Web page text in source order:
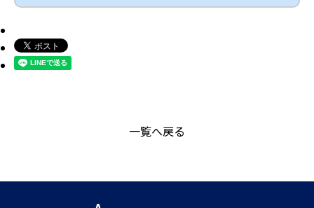
一覧へ戻る